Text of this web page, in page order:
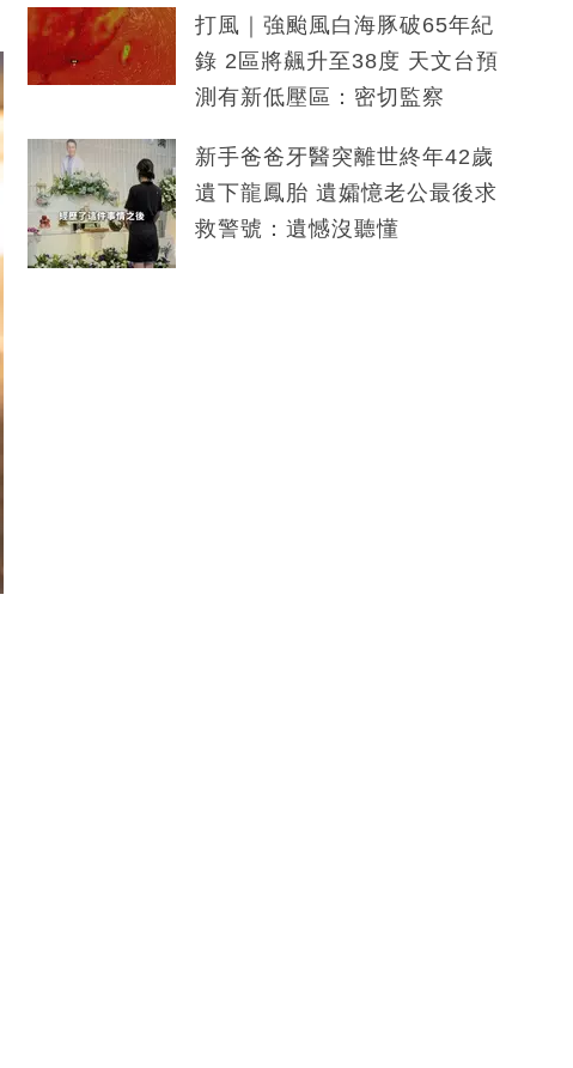
打風｜強颱風白海豚破65年紀
錄 2區將飆升至38度 天文台預
測有新低壓區：密切監察
新手爸爸牙醫突離世終年42歲
遺下龍鳳胎 遺孀憶老公最後求
救警號：遺憾沒聽懂